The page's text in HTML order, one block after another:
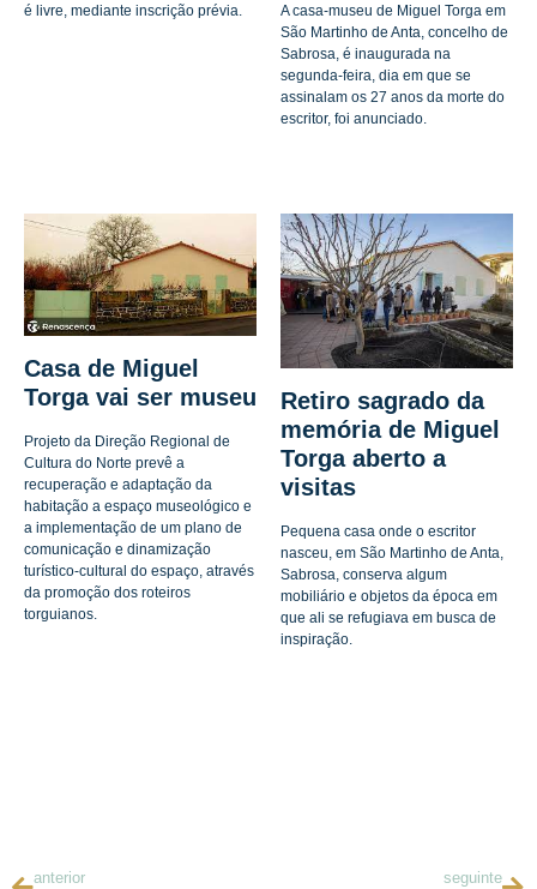
é livre, mediante inscrição prévia.
A casa-museu de Miguel Torga em
São Martinho de Anta, concelho de
Sabrosa, é inaugurada na
segunda-feira, dia em que se
assinalam os 27 anos da morte do
escritor, foi anunciado.
Casa de Miguel
Torga vai ser museu
Projeto da Direção Regional de
Cultura do Norte prevê a
recuperação e adaptação da
habitação a espaço museológico e
a implementação de um plano de
comunicação e dinamização
turístico-cultural do espaço, através
da promoção dos roteiros
torguianos.
Retiro sagrado da
memória de Miguel
Torga aberto a
visitas
Pequena casa onde o escritor
nasceu, em São Martinho de Anta,
Sabrosa, conserva algum
mobiliário e objetos da época em
que ali se refugiava em busca de
inspiração.
anterior seguinte